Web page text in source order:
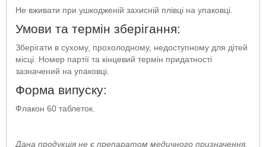
Не вживати при ушкодженій захисній плівці на упаковці.
Умови та термін зберігання:
Зберігати в сухому, прохолодному, недоступному для дітей
місці. Номер партії та кінцевий термін придатності
зазначений на упаковці.
Форма випуску:
Флакон 60 таблеток.
Дана продукція не є препаратом медичного призначення.